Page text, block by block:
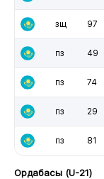
зщ 97
пз 49
пз 74
пз 29
пз 81
Ордабасы (U-21)